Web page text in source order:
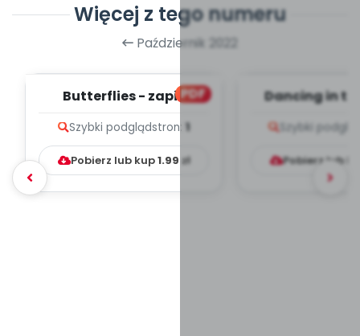
Więcej z tego numeru
Październik 2022
PDF
Butterflies - zapis
Szybki podglądstron: 1
Pobierz lub kup1.99 zł
Dancing in
Szybki
Pobierz lub